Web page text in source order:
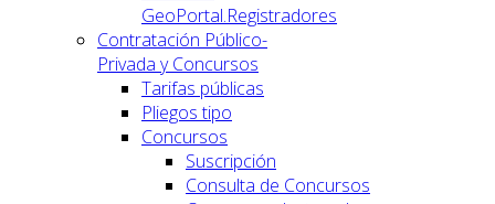
GeoPortal.Registradores
Contratación Público-
Privada y Concursos
Tarifas públicas
Pliegos tipo
Concursos
Suscripción
Consulta de Concursos